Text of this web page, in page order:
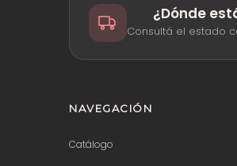
¿Dónde
Consultá el estado
NAVEGACIÓN
Catálogo